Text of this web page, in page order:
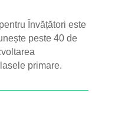
Învățători este
peste 40 de
primare.